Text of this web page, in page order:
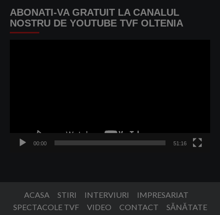
ABONATI-VA GRATUIT LA CANALUL
NOSTRU DE YOUTUBE TVF OLTENIA
00:00 51:16
ACASA STIRI INTERVIURI
IMPRESARIAT
SPECTACOLE TVF
VIDEO CONTACT SĂNĂTATE